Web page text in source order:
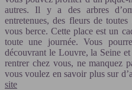
autres. Il y a des arbres
entretenues, des fleurs de
vous berce. Cette place est un
toute une journée. Vous
découvrant le Louvre, la Seine
rentrer chez vous, ne manquez
vous voulez en savoir plus sur
site